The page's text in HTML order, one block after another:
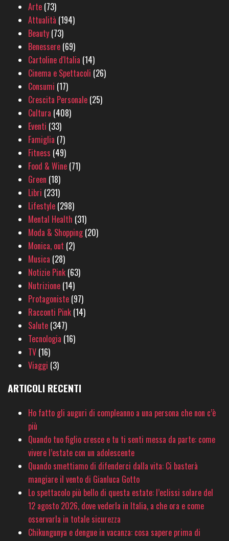
Arte (73)
Attualità (194)
Beauty (73)
Benessere (69)
Cartoline d'Italia (14)
Cinema e Spettacoli (26)
Consumi (17)
Crescita Personale (25)
Cultura (408)
Eventi (33)
Famiglia (7)
Fitness (49)
Food & Wine (71)
Green (18)
Libri (231)
Lifestyle (298)
Mental Health (31)
Moda & Shopping(20)
Monica, out (2)
Musica (28)
Notizie Pink (63)
Nutrizione (14)
Protagoniste (97)
Racconti Pink (14)
Salute (347)
Tecnologia (16)
TV (16)
Viaggi (3)
ARTICOLI RECENTI
Ho fatto gli auguri di compleanno a una persona che non c’è
più
Quando tuo figlio cresce e tu ti senti messa da parte: come
vivere l’estate con un adolescente
Quando smettiamo di difenderci dalla vita: Ci basterà
mangiare il vento di Gianluca Gotto
Lo spettacolo più bello di questa estate: l’eclissi solare del
12 agosto 2026, dove vederla in Italia, a che ora e come
osservarla in totale sicurezza
Chikungunya e dengue in vacanza: cosa sapere prima di